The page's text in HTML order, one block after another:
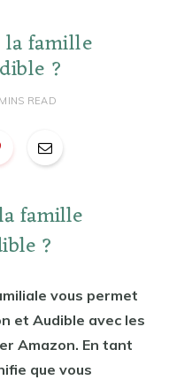
la famille
?
READ
famille
?
vous permet
et Audible avec les
Amazon. En tant
que vous